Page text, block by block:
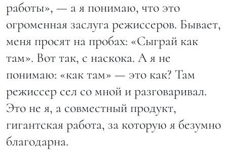
работы», — а я понимаю, что это
огроменная заслуга режиссеров. Бывает,
меня просят на пробах: «Сыграй как
там». Вот так, с наскока. А я не
понимаю: «как там» — это как? Там
режиссер сел со мной и разговаривал.
Это не я, а совместный продукт,
гигантская работа, за которую я безумно
благодарна.